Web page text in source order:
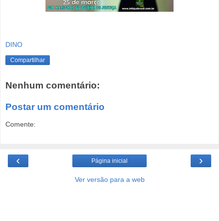
DINO
Compartilhar
Nenhum comentário:
Postar um comentário
Comente:
‹ ›
Página inicial
Ver versão para a web